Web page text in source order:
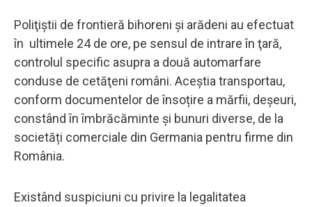
Poliţiştii de frontieră bihoreni și arădeni au efectuat
în ultimele 24 de ore, pe sensul de intrare în ţară,
controlul specific asupra a două automarfare
conduse de cetăţeni români. Aceştia transportau,
conform documentelor de însoțire a mărfii, deșeuri,
constând în îmbrăcăminte și bunuri diverse, de la
societăți comerciale din Germania pentru firme din
România.
Existând suspiciuni cu privire la legalitatea